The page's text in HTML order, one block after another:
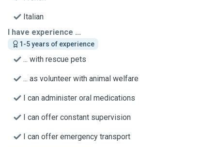
Italian
I have experience ...
1-5 years of experience
... with rescue pets
... as volunteer with animal welfare
I can administer oral medications
I can offer constant supervision
I can offer emergency transport